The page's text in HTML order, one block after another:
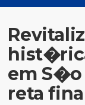
em
reta